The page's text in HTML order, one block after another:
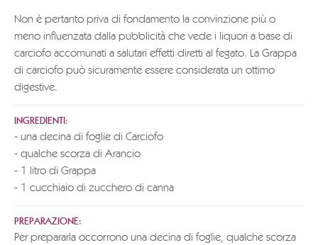
Non è pertanto priva di fondamento la convinzione più o
meno influenzata dalla pubblicità che vede i liquori a base di
carciofo accomunati a salutari effetti diretti al fegato. La Grappa
di carciofo può sicuramente essere considerata un ottimo
digestive.
INGREDIENTI:
- una decina di foglie di Carciofo
- qualche scorza di Arancio
- 1 litro di Grappa
- 1 cucchiaio di zucchero di canna
PREPARAZIONE:
Per prepararla occorrono una decina di foglie, qualche scorza